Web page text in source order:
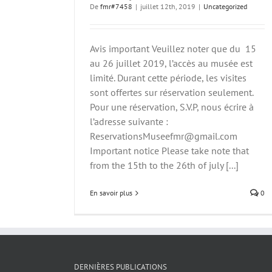
De fmr#7458 | juillet 12th, 2019 | Uncategorized
Avis important Veuillez noter que du 15
au 26 juillet 2019, l’accès au musée est
limité. Durant cette période, les visites
sont offertes sur réservation seulement.
Pour une réservation, S.V.P, nous écrire à
l’adresse suivante :
ReservationsMuseefmr@gmail.com
Important notice Please take note that
from the 15th to the 26th of july [...]
En savoir plus 0
DERNIÈRES PUBLICATIONS